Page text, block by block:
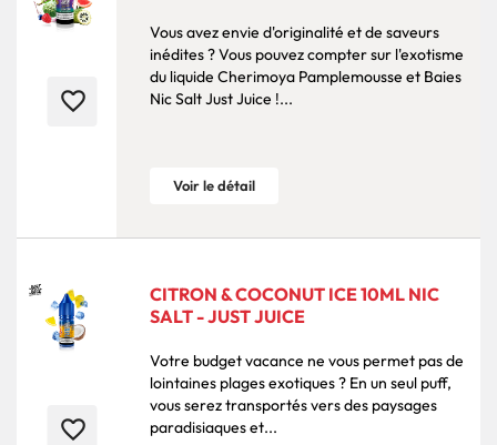
favorite_border
Vous avez envie d'originalité et de saveurs
inédites ? Vous pouvez compter sur l'exotisme
du liquide Cherimoya Pamplemousse et Baies
Nic Salt Just Juice !...
Voir le détail
favorite_border
CITRON & COCONUT ICE 10ML NIC
SALT - JUST JUICE
Votre budget vacance ne vous permet pas de
lointaines plages exotiques ? En un seul puff,
vous serez transportés vers des paysages
paradisiaques et...